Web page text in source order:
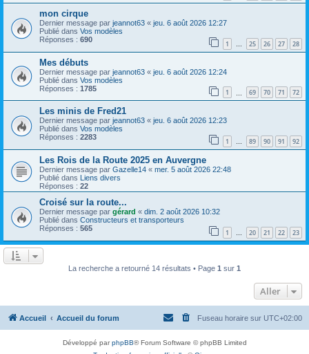
mon cirque
Dernier message par jeannot63 « jeu. 6 août 2026 12:27
Publié dans Vos modèles
Réponses : 690 1 … 25 26 27 28
Mes débuts
Dernier message par jeannot63 « jeu. 6 août 2026 12:24
Publié dans Vos modèles
Réponses : 1785 1 69 70 71 72
Les minis de Fred21
Dernier message par jeannot63 « jeu. 6 août 2026 12:23
Publié dans Vos modèles
Réponses : 2283 1 … 89 90 91 92
Les Rois de la Route 2025 en Auvergne
Dernier message par Gazelle14 « mer. 5 août 2026 22:48
Publié dans Liens divers
Réponses : 22
Croisé sur la route...
Dernier message par gérard « dim. 2 août 2026 10:32
Publié dans Constructeurs et transporteurs
Réponses : 565 1 … 20 21 22 23
La recherche a retourné 14 résultats • Page 1 sur 1
Aller
Accueil Accueil du forum Fuseau horaire sur UTC+02:00
Développé parphpBB® Forum Software © phpBB Limited